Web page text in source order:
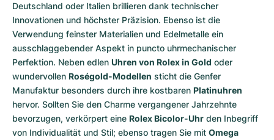
Deutschland oder Italien brillieren dank technischer
Innovationen und höchster Präzision. Ebenso ist die
Verwendung feinster Materialien und Edelmetalle ein
ausschlaggebender Aspekt in puncto uhrmechanischer
Perfektion. Neben edlen Uhren von Rolex in Gold oder
wundervollen Roségold-Modellen sticht die Genfer
Manufaktur besonders durch ihre kostbaren Platinuhren
hervor. Sollten Sie den Charme vergangener Jahrzehnte
bevorzugen, verkörpert eine Rolex Bicolor-Uhr den Inbegriff
von Individualität und Stil; ebenso tragen Sie mit Omega